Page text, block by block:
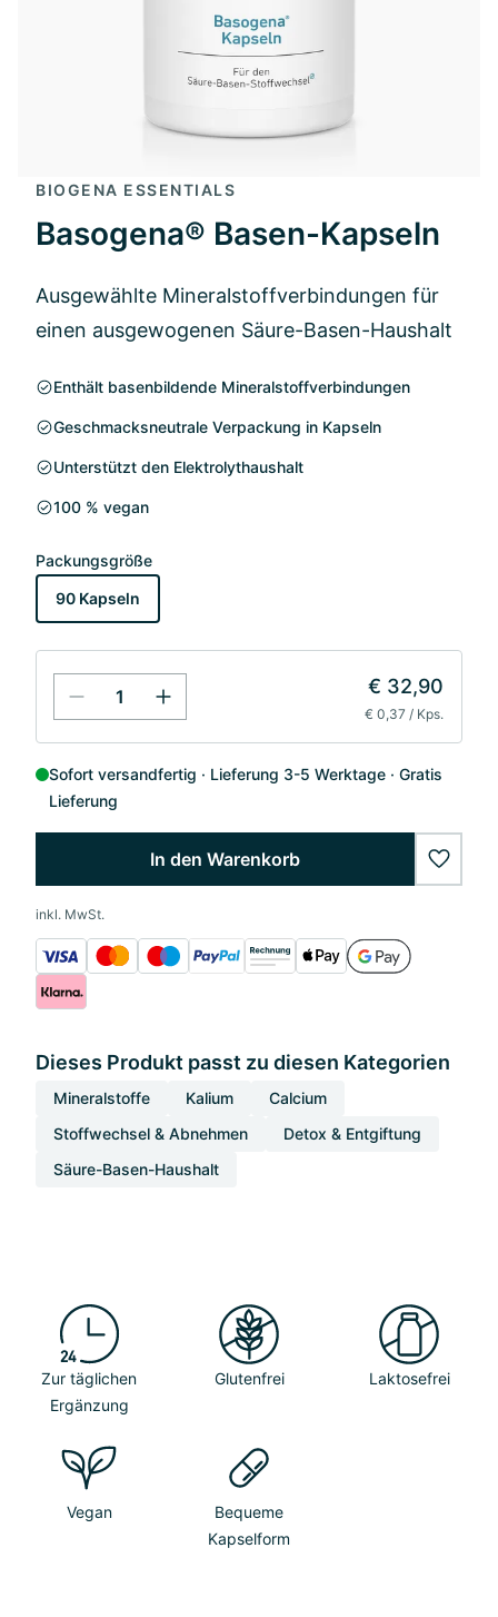
BIOGENA ESSENTIALS
Basogena® Basen-Kapseln
Ausgewählte Mineralstoffverbindungen für
einen ausgewogenen Säure-Basen-Haushalt
Enthält basenbildende Mineralstoffverbindungen
Geschmacksneutrale Verpackung in Kapseln
Unterstützt den Elektrolythaushalt
100 % vegan
Packungsgröße
90 Kapseln
€ 32,90
€ 0,37 / Kps.
Sofort versandfertig Lieferung 3-5 Werktage
Gratis
Lieferung
In den Warenkorb
inkl. MwSt.
Dieses Produkt passt zu diesen Kategorien
Mineralstoffe Kalium
Calcium
Stoffwechsel & Abnehmen
Detox & Entgiftung
Säure-Basen-Haushalt
Zur täglichen
Ergänzung
Glutenfrei Laktosefrei
Vegan
Bequeme
Kapselform